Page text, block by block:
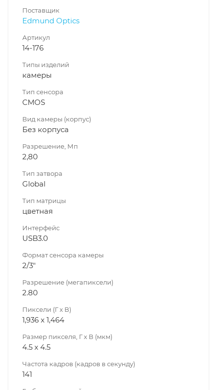
Поставщик
Edmund Optics
Артикул
14-176
Типы изделий
камеры
Тип сенсора
CMOS
Вид камеры (корпус)
Без корпуса
Разрешение, Мп
2,80
Тип затвора
Global
Тип матрицы
цветная
Интерфейс
USB3.0
Формат сенсора камеры
2/3"
Разрешение (мегапиксели)
2.80
Пиксели (Г x В)
1,936 x 1,464
Размер пикселя, Г x В (мкм)
4.5 x 4.5
Частота кадров (кадров в секунду)
141